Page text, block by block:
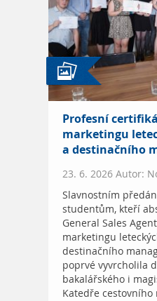
Profesní
marketingu
a destinačního
23. 6. 2026 Autor:
Slavnostním
studentům, kteří
General Sales
marketingu
destinačního
poprvé vyvrcholila
bakalářského i
Katedře cestovního